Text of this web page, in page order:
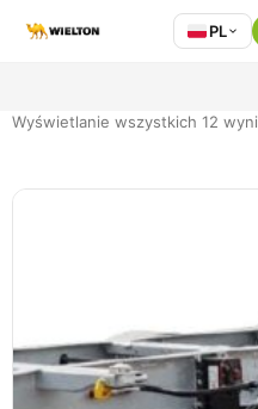
PL
Wyświetlanie wszystkich 12